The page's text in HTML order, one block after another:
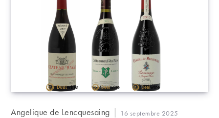
Auteur/autrice
Angelique de Lencquesaing
Publication
16 septembre 2025